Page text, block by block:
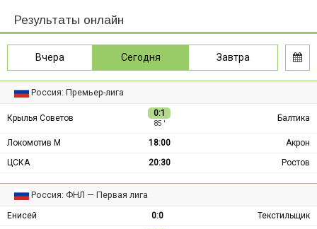
Результаты онлайн
Вчера Сегодня Завтра
Россия: Премьер-лига
Крылья Советов 0:1
85 ′
Балтика
Локомотив М 18:00
Акрон
ЦСКА
20:30 Ростов
Россия: ФНЛ — Первая лига
Енисей 0:0 Текстильщик